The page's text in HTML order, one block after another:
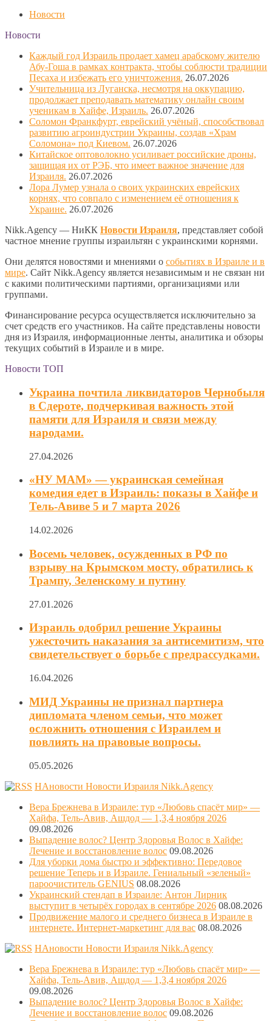
Новости
Новости
Каждый год Израиль продает хамец арабскому жителю
Абу-Гоша в рамках контракта, чтобы соблюсти традиции
Песаха и избежать его уничтожения. 26.07.2026
Учительница из Луганска, несмотря на оккупацию,
продолжает преподавать математику онлайн своим
ученикам в Хайфе, Израиль. 26.07.2026
Соломон Франкфурт, еврейский учёный, способствовал
развитию агроиндустрии Украины, создав «Храм
Соломона» под Киевом. 26.07.2026
Китайское оптоволокно усиливает российские дроны,
защищая их от РЭБ, что имеет важное значение для
Израиля. 26.07.2026
Лора Лумер узнала о своих украинских еврейских
корнях, что совпало с изменением её отношения к
Украине. 26.07.2026
Nikk.Agency — НиКК Новости Израиля, представляет собой
частное мнение группы израильтян с украинскими корнями.
Они делятся новостями и мнениями о событиях в Израиле и в
мире. Сайт Nikk.Agency является независимым и не связан ни
с какими политическими партиями, организациями или
группами.
Финансирование ресурса осуществляется исключительно за
счет средств его участников. На сайте представлены новости
дня из Израиля, информационные ленты, аналитика и обзоры
текущих событий в Израиле и в мире.
Новости ТОП
Украина почтила ликвидаторов Чернобыля
в Сдероте, подчеркивая важность этой
памяти для Израиля и связи между
народами.
27.04.2026
«НУ МАМ» — украинская семейная
комедия едет в Израиль: показы в Хайфе и
Тель-Авиве 5 и 7 марта 2026
14.02.2026
Восемь человек, осужденных в РФ по
взрыву на Крымском мосту, обратились к
Трампу, Зеленскому и путину
27.01.2026
Израиль одобрил решение Украины
ужесточить наказания за антисемитизм, что
свидетельствует о борьбе с предрассудками.
16.04.2026
МИД Украины не признал партнера
дипломата членом семьи, что может
осложнить отношения с Израилем и
повлиять на правовые вопросы.
05.05.2026
НАновости Новости Израиля Nikk.Agency
Вера Брежнева в Израиле: тур «Любовь спасёт мир» —
Хайфа, Тель-Авив, Ашдод — 1,3,4 ноября 2026
09.08.2026
Выпадение волос? Центр Здоровья Волос в Хайфе:
Лечение и восстановление волос 09.08.2026
Для уборки дома быстро и эффективно: Передовое
решение Теперь и в Израиле. Гениальный «зеленый»
пароочиститель GENIUS 08.08.2026
Украинский стендап в Израиле: Антон Лирник
выступит в четырёх городах в сентябре 2026 08.08.2026
Продвижение малого и среднего бизнеса в Израиле в
интернете. Интернет-маркетинг для вас 08.08.2026
НАновости Новости Израиля Nikk.Agency
Вера Брежнева в Израиле: тур «Любовь спасёт мир» —
Хайфа, Тель-Авив, Ашдод — 1,3,4 ноября 2026
09.08.2026
Выпадение волос? Центр Здоровья Волос в Хайфе:
Лечение и восстановление волос 09.08.2026